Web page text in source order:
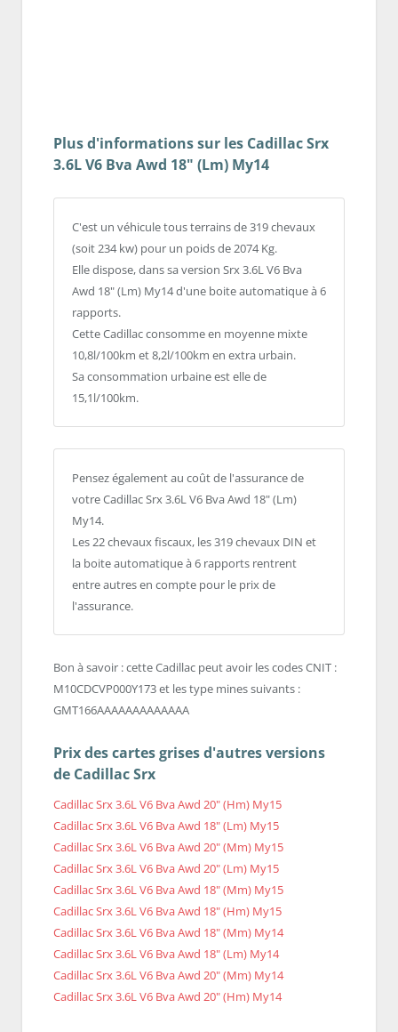
Plus d'informations sur les Cadillac Srx
3.6L V6 Bva Awd 18" (Lm) My14
C'est un véhicule tous terrains de 319 chevaux
(soit 234 kw) pour un poids de 2074 Kg.
Elle dispose, dans sa version Srx 3.6L V6 Bva
Awd 18" (Lm) My14 d'une boite automatique à 6
rapports.
Cette Cadillac consomme en moyenne mixte
10,8l/100km et 8,2l/100km en extra urbain.
Sa consommation urbaine est elle de
15,1l/100km.
Pensez également au coût de l'assurance de
votre Cadillac Srx 3.6L V6 Bva Awd 18" (Lm)
My14.
Les 22 chevaux fiscaux, les 319 chevaux DIN et
la boite automatique à 6 rapports rentrent
entre autres en compte pour le prix de
l'assurance.
Bon à savoir : cette Cadillac peut avoir les codes CNIT :
M10CDCVP000Y173 et les type mines suivants :
GMT166AAAAAAAAAAAAA
Prix des cartes grises d'autres versions
de Cadillac Srx
Cadillac Srx 3.6L V6 Bva Awd 20" (Hm) My15
Cadillac Srx 3.6L V6 Bva Awd 18" (Lm) My15
Cadillac Srx 3.6L V6 Bva Awd 20" (Mm) My15
Cadillac Srx 3.6L V6 Bva Awd 20" (Lm) My15
Cadillac Srx 3.6L V6 Bva Awd 18" (Mm) My15
Cadillac Srx 3.6L V6 Bva Awd 18" (Hm) My15
Cadillac Srx 3.6L V6 Bva Awd 18" (Mm) My14
Cadillac Srx 3.6L V6 Bva Awd 18" (Lm) My14
Cadillac Srx 3.6L V6 Bva Awd 20" (Mm) My14
Cadillac Srx 3.6L V6 Bva Awd 20" (Hm) My14